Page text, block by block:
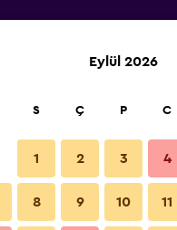
Eylül 2026
S Ç P C
1 2 3 4
8 9 10 11